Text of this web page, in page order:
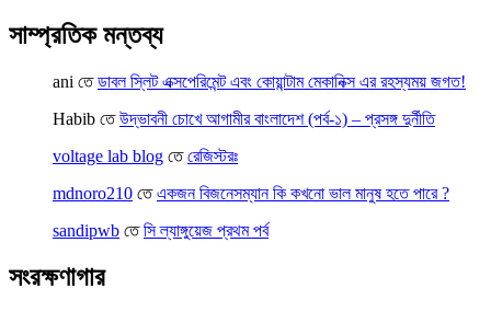
সাম্প্রতিক মন্তব্য
ani তেডাবল স্লিট এক্সপেরিমেন্ট এবং কোয়ান্টাম মেকানিক্স এর রহস্যময় জগত!
Habib তেউদ্ভাবনী চোখে আগামীর বাংলাদেশ (পর্ব-১) – প্রসঙ্গ দুর্নীতি
voltage lab blog তেরেজিস্টরঃ
mdnoro210 তেএকজন বিজনেসম্যান কি কখনো ভাল মানুষ হতে পারে ?
sandipwb তেসি ল্যাঙ্গুয়েজ প্রথম পর্ব
সংরক্ষণাগার